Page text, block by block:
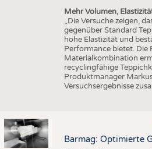
Mehr Volumen,
„Die Versuche zeigen,
gegenüber Standard
hohe Elastizität und
Performance bietet. Die
Materialkombination
recyclingfähige
Produktmanager
Versuchsergebnisse
Barmag: Optimierte